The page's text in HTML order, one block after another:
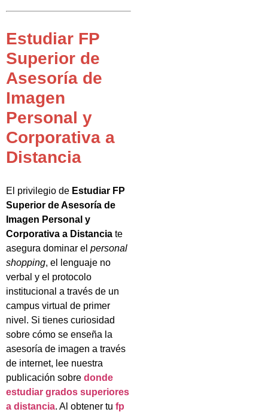
Estudiar FP
Superior de
Asesoría de
Imagen
Personal y
Corporativa a
Distancia
El privilegio de Estudiar FP
Superior de Asesoría de
Imagen Personal y
Corporativa a Distancia te
asegura dominar el personal
shopping, el lenguaje no
verbal y el protocolo
institucional a través de un
campus virtual de primer
nivel. Si tienes curiosidad
sobre cómo se enseña la
asesoría de imagen a través
de internet, lee nuestra
publicación sobre donde
estudiar grados superiores
a distancia. Al obtener tu fp